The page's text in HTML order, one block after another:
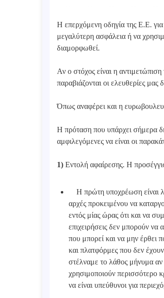
Η επερχόμενη οδηγία της Ε.Ε. για
μεγαλύτερη ασφάλεια ή να
διαμορφωθεί.
Αν ο στόχος είναι η
παραβιάζονται οι ελευθερίες
Όπως αναφέρει και η
Η πρόταση που υπάρχει σήμερα
αμφιλεγόμενες να είναι οι
1) Εντολή αφαίρεσης. Η
Η πρώτη υποχρέωση είναι
αρχές προκειμένου να
εντός μίας ώρας ότι και να
επιχειρήσεις δεν μπορούν να
που μπορεί και να μην έρθει
και πλατφόρμες που δεν
στέλναμε το λάθος μήνυμα αν
χρησιμοποιούν περισσότερο
να είναι υπεύθυνοι για